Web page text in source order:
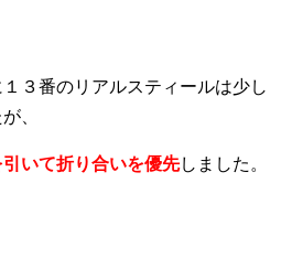
３番のリアルスティールは少し
、
いて折り合いを優先しました。